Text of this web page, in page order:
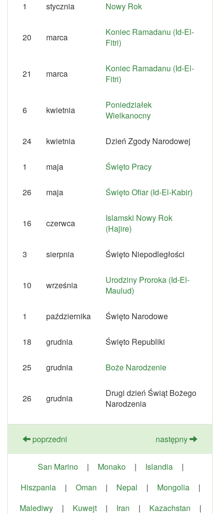
1 stycznia Nowy Rok
20 marca
Koniec Ramadanu (Id-El-
Fitri)
21 marca
Koniec Ramadanu (Id-El-
Fitri)
6 kwietnia
Poniedziałek
Wielkanocny
24 kwietnia Dzień Zgody Narodowej
1 maja Święto Pracy
26 maja Święto Ofiar (Id-El-Kabir)
16 czerwca
Islamski Nowy Rok
(Hajire)
3 sierpnia Święto Niepodległości
10 września
Urodziny Proroka (Id-El-
Maulud)
1 października Święto Narodowe
18 grudnia Święto Republiki
25 grudnia Boże Narodzenie
26 grudnia
Drugi dzień Świąt Bożego
Narodzenia
poprzedni następny
San Marino | Monako | Islandia
|
Hiszpania
| Oman | Nepal | Mongolia
|
Malediwy
| Kuwejt | Iran | Kazachstan
|